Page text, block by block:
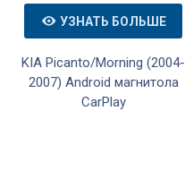
УЗНАТЬ БОЛЬШЕ
KIA Picanto/Morning (2004-
2007) Android магнитола
CarPlay